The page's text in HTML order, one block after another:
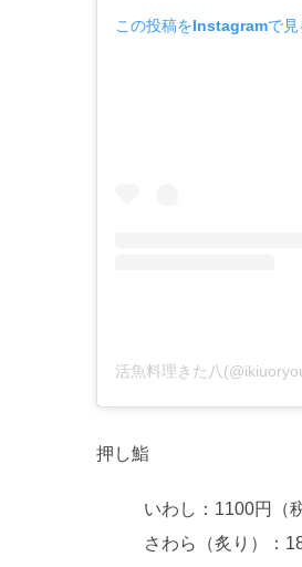
この投稿をInstagramで見
活魚料理きた八
押し鮨
いわし：1100円（
さわら（炙り）：